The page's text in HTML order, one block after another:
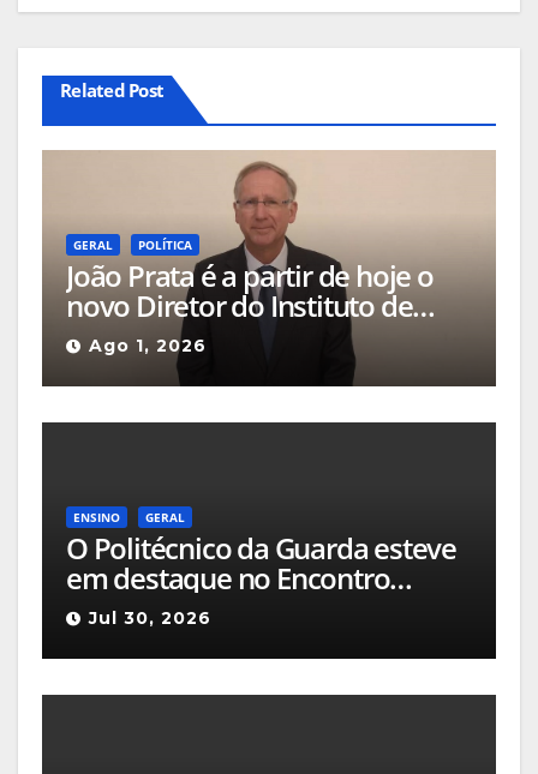
Related Post
GERAL POLÍTICA
João Prata é a partir de hoje o
novo Diretor do Instituto de
Emprego e Formação
Profissional da Guarda
Ago 1, 2026
ENSINO GERAL
O Politécnico da Guarda esteve
em destaque no Encontro
Ciência e Inovação 2026 com
seleção de três sessões
científicas
Jul 30, 2026